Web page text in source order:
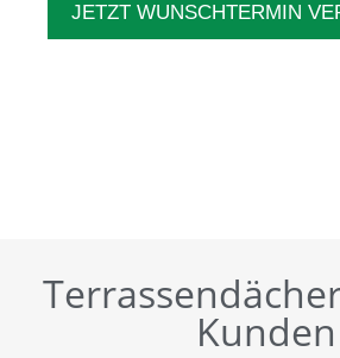
JETZT WUNSCHTERMIN
Kunden